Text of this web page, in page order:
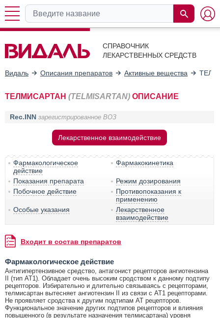
СПРАВОЧНИК
ЛЕКАРСТВЕННЫХ СРЕДСТВ
Видаль Описания препаратов Активные вещества
ТЕЛМИСАРТАН (TELMISARTAN) ОПИСАНИЕ
Rec.INN зарегистрированное ВОЗ
Лекарственное взаимодействие
Фармакологическое
действие
Фармакокинетика
Показания препарата
Режим дозирования
Побочное действие
Противопоказания к
применению
Особые указания
Лекарственное
взаимодействие
Входит в состав препаратов
Фармакологическое действие
Антигипертензивное средство, антагонист рецепторов ангиотензина
II (тип АТ1). Обладает очень высоким сродством к данному подтипу
рецепторов. Избирательно и длительно связываясь с рецепторами,
телмисартан вытесняет ангиотензин II из связи с АТ1 рецепторами.
Не проявляет сродства к другим подтипам АТ рецепторов.
Функциональное значение других подтипов рецепторов и влияния
повышенного (в результате назначения телмисартана) уровня